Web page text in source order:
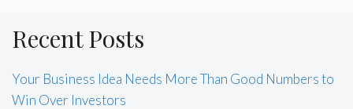
Recent Posts
Your Business Idea Needs More Than Good Numbers to
Win Over Investors